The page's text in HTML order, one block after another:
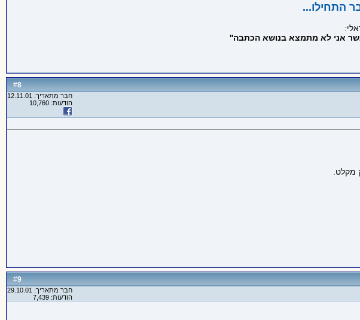
התחילו...
אני לא מתמצא בנושא הכתבה''
#
8
חבר מתאריך: 12.11.01
הודעות: 10,760
מקלט.
#
9
חבר מתאריך: 29.10.01
הודעות: 7,439